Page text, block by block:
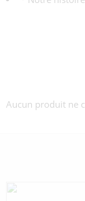
Aucun produit ne